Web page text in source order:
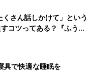
くさん話しかけて」という
コツってある？『ふうふ
具で快適な睡眠を